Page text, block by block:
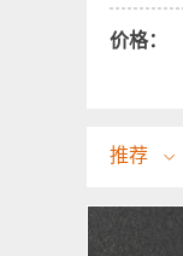
价格：
推荐